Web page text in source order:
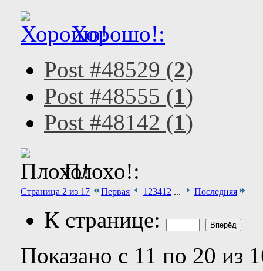
Хорошо!:
Post #48529 (2)
Post #48555 (1)
Post #48142 (1)
Плохо!:
Страница 2 из 17 Первая 1 23412 ... Последняя
К странице:
Показано с 11 по 20 из